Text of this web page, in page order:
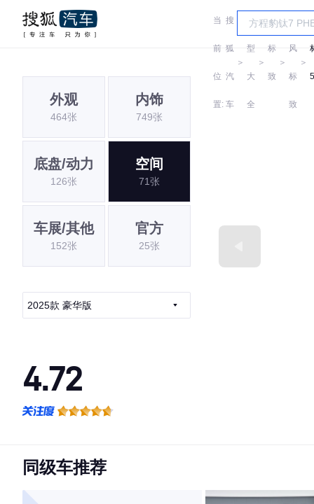
当
前
位
置:
搜
狐
汽
车
＞
车
型
大
全
＞
标
致
＞
东
风
标
致
＞
外观
464张
内饰
749张
底盘/动力
126张
空间
71张
车展/其他
152张
官方
25张
2025款 豪华版
4.72
·空间表现一般，低于55%同级车
同级车推荐